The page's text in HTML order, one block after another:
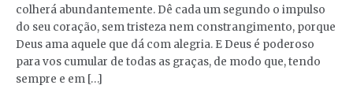
colherá abundantemente. Dê cada um segundo o impulso
do seu coração, sem tristeza nem constrangimento, porque
Deus ama aquele que dá com alegria. E Deus é poderoso
para vos cumular de todas as graças, de modo que, tendo
sempre e em […]